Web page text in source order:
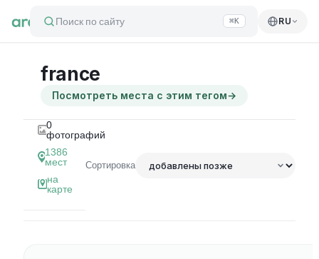
Поиск по сайту ⌘K RU
france
Посмотреть места с этим тегом→
0
фотографий
1386
мест
на
карте
Сортировка